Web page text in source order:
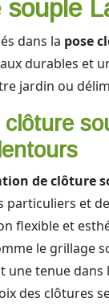
souple
dans la pose
durables et
jardin ou
de clôture
particuliers et
flexible et
le grillage
une tenue
des clôtures